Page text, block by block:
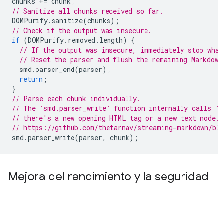
// Sanitize all chunks received so far.
DOMPurify. sanitize(chunks);
// Check if the output was insecure.
if (DOMPurify. removed . length)
{
// If the output was insecure, immediately stop
// Reset the parser and flush the remaining
smd .parser_end(parser);
return ;
}
// Parse each chunk individually.
// The `smd.parser_write` function internally calls
// there's a new opening HTML tag or a new text
// https://github.com/thetarnav/streaming-markdown/
smd .parser_write(parser, chunk);
Mejora del rendimiento y la seguridad